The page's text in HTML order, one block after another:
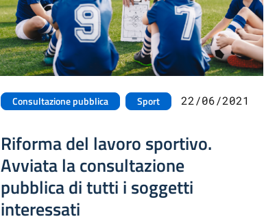
Consultazione pubblica Sport 22/06/2021
Riforma del lavoro sportivo.
Avviata la consultazione
pubblica di tutti i soggetti
interessati